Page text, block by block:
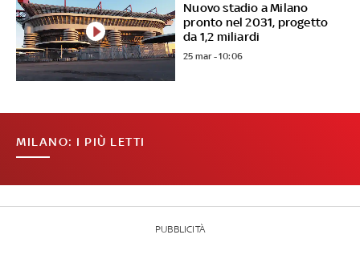
Nuovo stadio a Milano
pronto nel 2031, progetto
da 1,2 miliardi
25 mar - 10:06
MILANO: I PIÙ LETTI
PUBBLICITÀ